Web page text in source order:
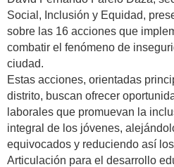
Social, Inclusión y Equidad,
sobre las 16 acciones que
combatir el fenómeno de
ciudad.
Estas acciones, orientadas
distrito, buscan ofrecer
laborales que promuevan la
integral de los jóvenes,
equivocados y reduciendo así
Articulación para el desarrollo